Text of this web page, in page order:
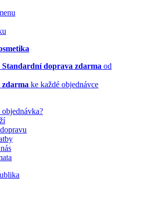
doprava zdarma od
zdarma ke každé objednávce